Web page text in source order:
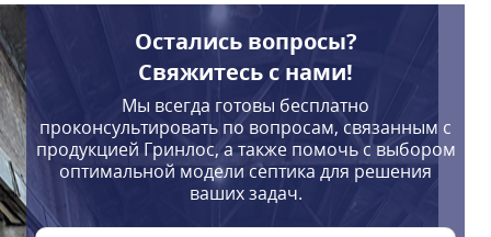
Остались вопросы?
Свяжитесь с нами!
Мы всегда готовы бесплатно
проконсультировать по вопросам, связанным с
продукцией Гринлос, а также помочь с выбором
оптимальной модели септика для решения
ваших задач.